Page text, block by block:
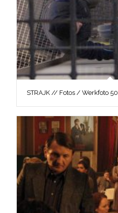
STRAJK // Fotos / Werkfoto 50